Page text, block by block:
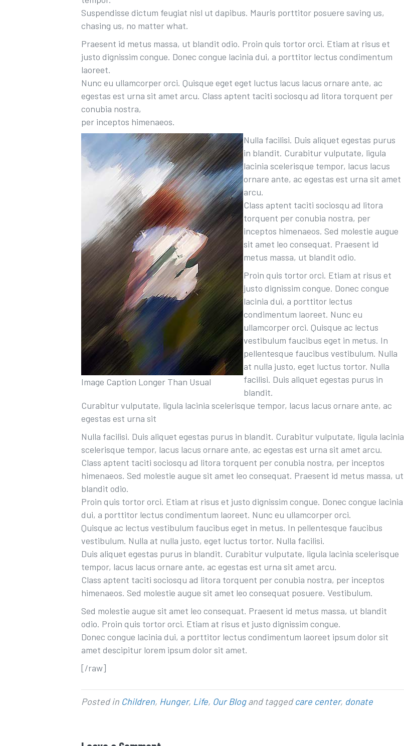
Suspendisse dictum feugiat nisl ut dapibus. Mauris porttitor posuere saving us,
chasing us, no matter what.
Praesent id metus massa, ut blandit odio. Proin quis tortor orci. Etiam at risus et
justo dignissim congue. Donec congue lacinia dui, a porttitor lectus condimentum
laoreet.
Nunc eu ullamcorper orci. Quisque eget eget luctus lacus lacus ornare ante, ac
egestas est urna sit amet arcu. Class aptent taciti sociosqu ad litora torquent per
conubia nostra,
per inceptos himenaeos.
Image Caption Longer Than Usual
Nulla facilisi. Duis aliquet egestas purus
in blandit. Curabitur vulputate, ligula
lacinia scelerisque tempor, lacus lacus
ornare ante, ac egestas est urna sit amet
arcu.
Class aptent taciti sociosqu ad litora
torquent per conubia nostra, per
inceptos himenaeos. Sed molestie augue
sit amet leo consequat. Praesent id
metus massa, ut blandit odio.
Proin quis tortor orci. Etiam at risus et
justo dignissim congue. Donec congue
lacinia dui, a porttitor lectus
condimentum laoreet. Nunc eu
ullamcorper orci. Quisque ac lectus
vestibulum faucibus eget in metus. In
pellentesque faucibus vestibulum. Nulla
at nulla justo, eget luctus tortor. Nulla
facilisi. Duis aliquet egestas purus in
blandit.
Curabitur vulputate, ligula lacinia scelerisque tempor, lacus lacus ornare ante, ac
egestas est urna sit
Nulla facilisi. Duis aliquet egestas purus in blandit. Curabitur vulputate, ligula lacinia
scelerisque tempor, lacus lacus ornare ante, ac egestas est urna sit amet arcu.
Class aptent taciti sociosqu ad litora torquent per conubia nostra, per inceptos
himenaeos. Sed molestie augue sit amet leo consequat. Praesent id metus massa, ut
blandit odio.
Proin quis tortor orci. Etiam at risus et justo dignissim congue. Donec congue lacinia
dui, a porttitor lectus condimentum laoreet. Nunc eu ullamcorper orci.
Quisque ac lectus vestibulum faucibus eget in metus. In pellentesque faucibus
vestibulum. Nulla at nulla justo, eget luctus tortor. Nulla facilisi.
Duis aliquet egestas purus in blandit. Curabitur vulputate, ligula lacinia scelerisque
tempor, lacus lacus ornare ante, ac egestas est urna sit amet arcu.
Class aptent taciti sociosqu ad litora torquent per conubia nostra, per inceptos
himenaeos. Sed molestie augue sit amet leo consequat posuere. Vestibulum.
Sed molestie augue sit amet leo consequat. Praesent id metus massa, ut blandit
odio. Proin quis tortor orci. Etiam at risus et justo dignissim congue.
Donec congue lacinia dui, a porttitor lectus condimentum laoreet ipsum dolor sit
amet descipitur lorem ipsum dolor sit amet.
[/raw]
Posted in Children, Hunger, Life, Our Blogand taggedcare center, donate